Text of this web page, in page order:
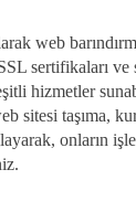
web
sertifikaları ve
hizmetler
sitesi taşıma,
onların